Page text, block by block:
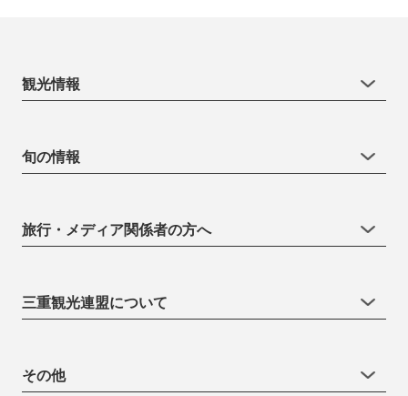
観光情報
旬の情報
旅行・メディア関係者の方へ
三重観光連盟について
その他